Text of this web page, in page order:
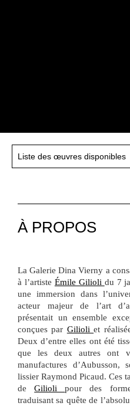
Liste des œuvres disponibles
À PROPOS
La Galerie Dina Vierny a
à l’artiste Émile Gilioli du 7
une immersion dans
acteur majeur de l’art
présentait un ensemble
conçues par Gilioliet
Deux d’entre elles ont été
que les deux autres ont
manufactures
lissier Raymond Picaud. Ces
deGiliolipour des
traduisant sa quête de